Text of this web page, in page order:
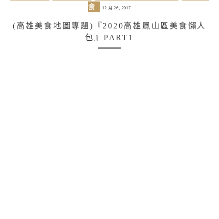
食
12 月 26, 2017
(高雄美食地圖專題)『2020高雄鳳山區美食懶人
包』PART1